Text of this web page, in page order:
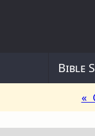
Bible
«